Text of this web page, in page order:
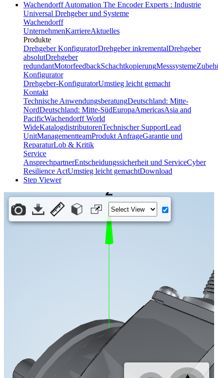
Wachendorff Automation The Encoder Experts : Industrie
Universal Drehgeber und Systeme
Wachendorff
UnternehmenKarriereAktuelles
Produkte
Drehgeber KonfiguratorDrehgeber inkrementalDrehgeber
absolutDrehgeber
redundantMotorfeedbackSchachtkopierungMesssysteme
Konfigurator
Drehgeber-KonfiguratorUmstieg leicht gemacht
Kontakt
Technische AnwendungsberatungDeutschland: Mitte-
NordDeutschland: Mitte-SüdEuropaAmericasAsia and
PacificWachendorff World
WideKatalogdistributorenTechnischer SupportLead
UnitManagementteamProdukt AnfrageGarantie und
ReparaturLob & Kritik
Service
AnsprechpartnerEntscheidungssicherheit und ServiceCyber
Resilience ActUmstieg leicht gemachtDownload
Step Viewer